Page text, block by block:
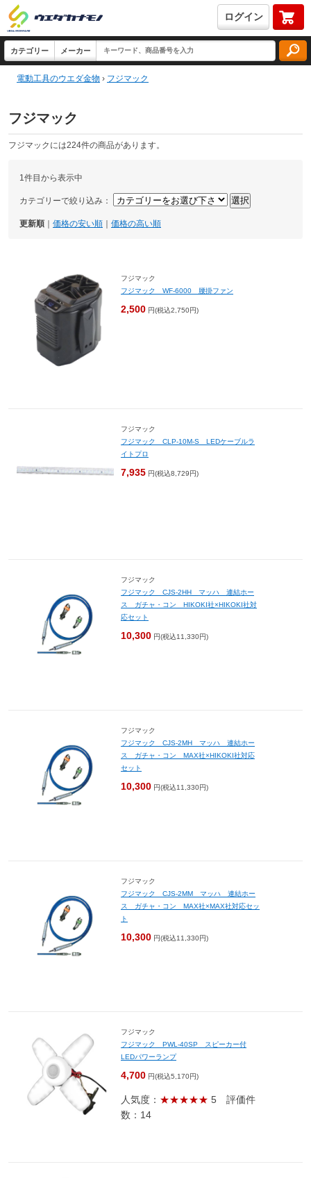
ログイン
電動工具のウエダ金物 › フジマック
フジマック
フジマックには224件の商品があります。
1件目から表示中
カテゴリーで絞り込み：
更新順 価格の安い順 価格の高い順
フジマック
フジマック WF-6000 腰掛ファン
2,500 円(税込2,750円)
フジマック
フジマック CLP-10M-S LEDケーブルラ
イトプロ
7,935 円(税込8,729円)
フジマック
フジマック CJS-2HH マッハ 連結ホー
ス ガチャ・コン HIKOKI社×HIKOKI社対
応セット
10,300 円(税込11,330円)
フジマック
フジマック CJS-2MH マッハ 連結ホー
ス ガチャ・コン MAX社×HIKOKI社対応
セット
10,300 円(税込11,330円)
フジマック
フジマック CJS-2MM マッハ 連結ホー
ス ガチャ・コン MAX社×MAX社対応セッ
ト
10,300 円(税込11,330円)
フジマック
フジマック PWL-40SP スピーカー付
LEDパワーランプ
4,700 円(税込5,170円)
人気度： ★★★★★ 5 評価件
数：14